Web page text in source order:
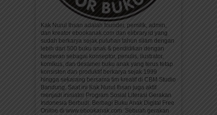
Kak Nurul Ihsan adalah founder, pemilik, admin,
dan kreator ebookanak.com dan elibrary.id yang
sudah berkarya sejak puluhan tahun silam dengan
lebih dari 500 buku anak & pendidikan dengan
berperan sebagai konseptor, penulis, ilustrator,
komikus, dan desainer buku anak yang terus tetap
konsisten dan produktif berkarya sejak 1999
hingga sekarang bersama tim kreatif di CBM Studio
Bandung. Saat ini Kak Nurul Ihsan juga aktif
menjadi inisiator Program Sosial Literasi Gerakan
Indonesia Berbudi: Berbagi Buku Anak Digital Free
Online di www.ebookanak.com. Sebuah gerakan